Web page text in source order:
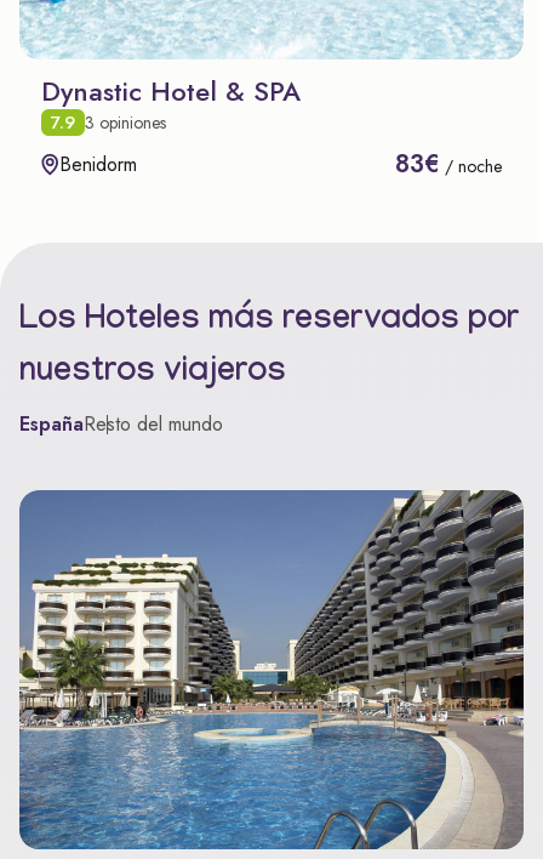
Dynastic Hotel & SPA
7.9 3 opiniones
Benidorm 83€ / noche
Los Hoteles más reservados por
nuestros viajeros
EspañaResto del mundo